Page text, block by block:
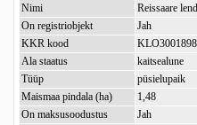
Nimi
Reissaare
On registriobjekt
Jah
KKR kood
KLO3001898
Ala staatus
kaitsealune
Tüüp
püsielupaik
Maismaa pindala (ha)
1,48
On maksusoodustus
Jah